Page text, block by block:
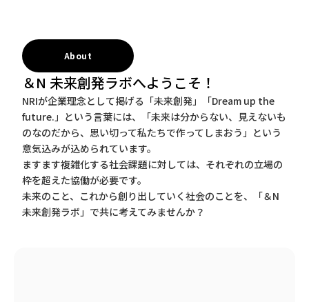
About
＆N 未来創発ラボへようこそ！
NRIが企業理念として掲げる「未来創発」「Dream up the
future.」という言葉には、「未来は分からない、見えないも
のなのだから、思い切って私たちで作ってしまおう」という
意気込みが込められています。
ますます複雑化する社会課題に対しては、それぞれの立場の
枠を超えた協働が必要です。
未来のこと、これから創り出していく社会のことを、「＆N
未来創発ラボ」で共に考えてみませんか？